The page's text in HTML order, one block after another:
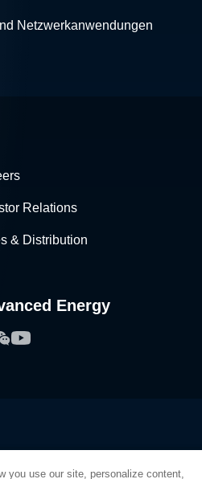
Netzwerkanwendungen
Relations
& Distribution
Energy
YouTube
you use our site, personalize content,